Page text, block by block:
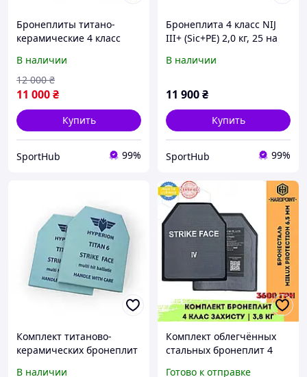
Бронеплиты титано-
керамические 4 класс
(комплект 2 шт, 2,2 кг)
В наличии
11 000₴
12 000 ₴
Купить
SportHub 99%
Бронеплита 4 класс NIJ
III+ (Sic+PE) 2,0 кг, 25 на
В наличии
11 900₴
Купить
SportHub 99%
Комплект титаново-
керамических бронеплит
В наличии
Комплект облегчённых
стальных бронеплит 4
Готово к отправке